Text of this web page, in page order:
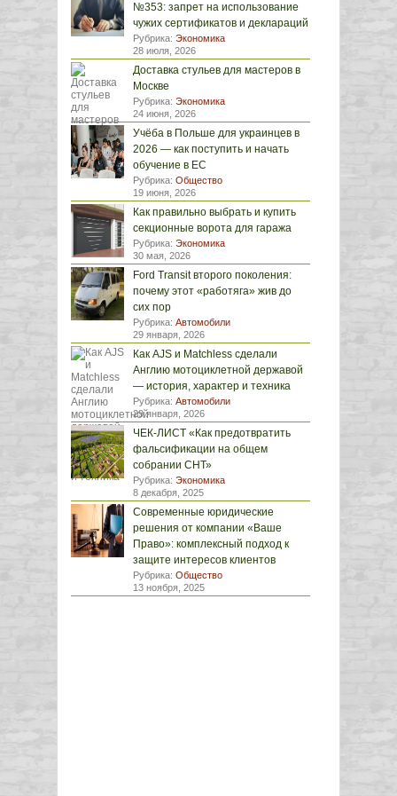
№353: запрет на использование
чужих сертификатов и деклараций
Рубрика: Экономика
28 июля, 2026
Доставка стульев для мастеров в
Москве
Рубрика: Экономика
24 июня, 2026
Учёба в Польше для украинцев в
2026 — как поступить и начать
обучение в ЕС
Рубрика: Общество
19 июня, 2026
Как правильно выбрать и купить
секционные ворота для гаража
Рубрика: Экономика
30 мая, 2026
Ford Transit второго поколения:
почему этот «работяга» жив до
сих пор
Рубрика: Автомобили
29 января, 2026
Как AJS и Matchless сделали
Англию мотоциклетной державой
— история, характер и техника
Рубрика: Автомобили
29 января, 2026
ЧЕК-ЛИСТ «Как предотвратить
фальсификации на общем
собрании СНТ»
Рубрика: Экономика
8 декабря, 2025
Современные юридические
решения от компании «Ваше
Право»: комплексный подход к
защите интересов клиентов
Рубрика: Общество
13 ноября, 2025